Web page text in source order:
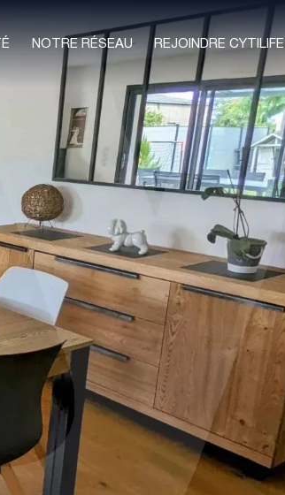
NOTRE RÉSEAU REJOINDRE CYTILIFE